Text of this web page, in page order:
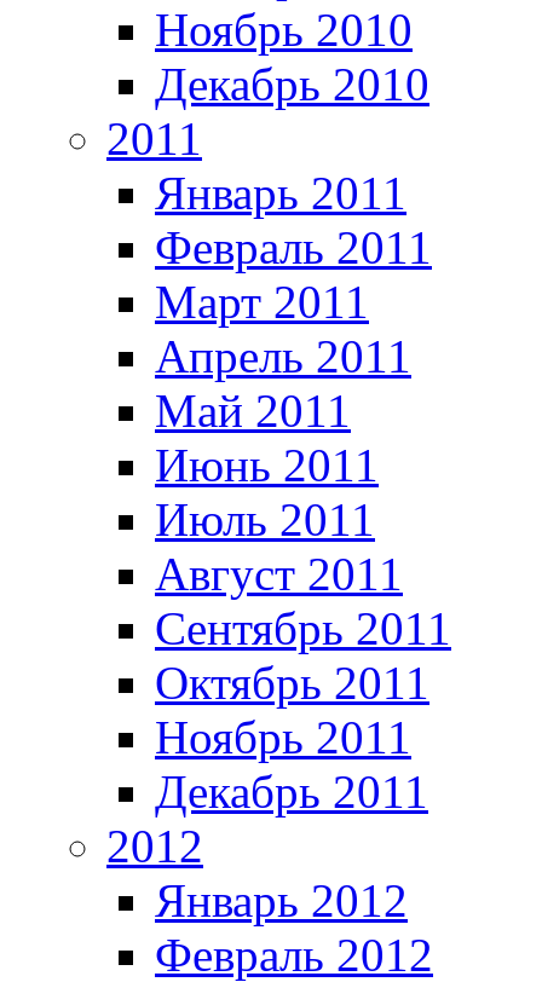
Ноябрь 2010
Декабрь 2010
2011
Январь 2011
Февраль 2011
Март 2011
Апрель 2011
Май 2011
Июнь 2011
Июль 2011
Август 2011
Сентябрь 2011
Октябрь 2011
Ноябрь 2011
Декабрь 2011
2012
Январь 2012
Февраль 2012